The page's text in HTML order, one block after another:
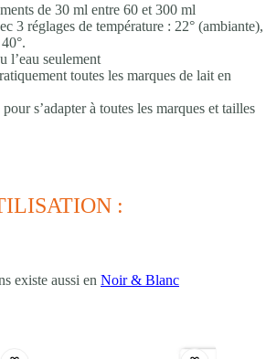
de 30 ml entre 60 et 300 ml
3 réglages de température : 22° (ambiante),
l’eau seulement
toutes les marques de lait en
s’adapter à toutes les marques et tailles
:
existe aussi en Noir & Blanc